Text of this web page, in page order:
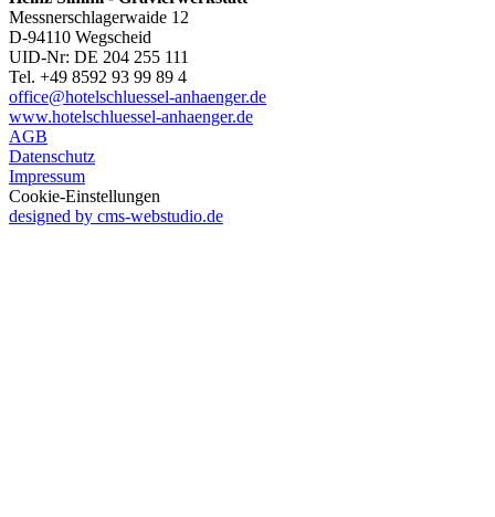
Messnerschlagerwaide 12
D-94110 Wegscheid
UID-Nr: DE 204 255 111
Tel. +49 8592 93 99 89 4
office@hotelschluessel-anhaenger.de
www.hotelschluessel-anhaenger.de
AGB
Datenschutz
Impressum
Cookie-Einstellungen
designed by cms-webstudio.de